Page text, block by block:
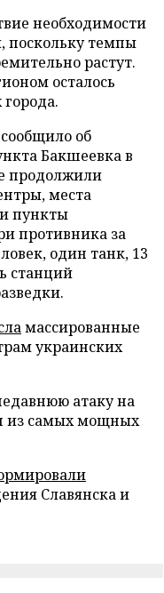
необходимости
поскольку темпы
растут.
осталось
об
Бакшеевка в
продолжили
места
пункты
противника за
один танк, 13
станций
массированные
украинских
атаку на
из самых мощных
Славянска и